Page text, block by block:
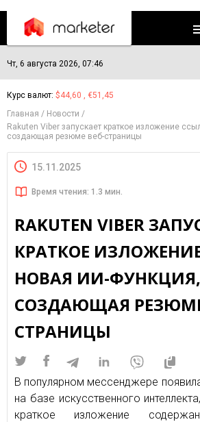
Чт, 6 августа 2026, 07:46
Курс валют: $44,60 , €51,45
Главная
Новости
Rakuten Viber запускает краткое изложение
создающая резюме веб-страницы
15.11.2025
Время чтения: 1.3 мин.
RAKUTEN VIBER
КРАТКОЕ
НОВАЯ ИИ-ФУНКЦИЯ,
СОЗДАЮЩАЯ
СТРАНИЦЫ
В популярном мессенджере
на базе искусственного
краткое изложение